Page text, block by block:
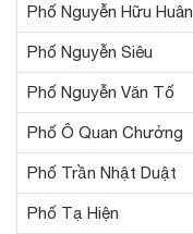
Phố Nguyễn Hữu Huân
Phố Nguyễn Siêu
Phố Nguyễn Văn Tố
Phố Ô Quan Chưởng
Phố Trần Nhật Duật
Phố Tạ Hiện